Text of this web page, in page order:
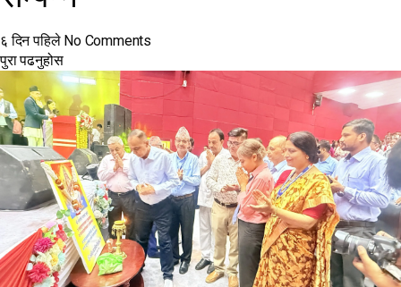
६ दिन पहिले No Comments
पुरा पढनुहोस